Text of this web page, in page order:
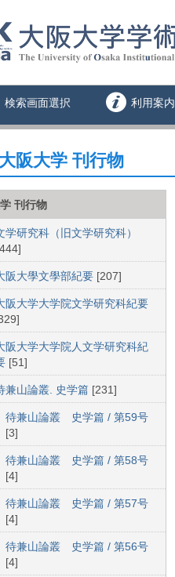
検索画面選択 利用案内
大阪大学 刊行物
刊行物
学研究科（旧文学研究科）
阪大學文學部紀要 [207]
阪大学大学院文学研究科紀要
阪大学大学院人文学研究科紀
[51]
兼山論叢. 史学篇 [231]
待兼山論叢 史学篇 / 第59号
[3]
待兼山論叢 史学篇 / 第58号
[4]
待兼山論叢 史学篇 / 第57号
[4]
待兼山論叢 史学篇 / 第56号
[4]